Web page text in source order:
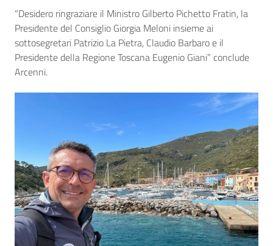
“Desidero ringraziare il Ministro Gilberto Pichetto Fratin, la
Presidente del Consiglio Giorgia Meloni insieme ai
sottosegretari Patrizio La Pietra, Claudio Barbaro e il
Presidente della Regione Toscana Eugenio Giani” conclude
Arcenni.